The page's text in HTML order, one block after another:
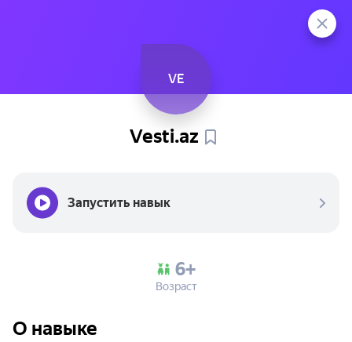
VE
Vesti.az
Запустить навык
6+
Возраст
О навыке